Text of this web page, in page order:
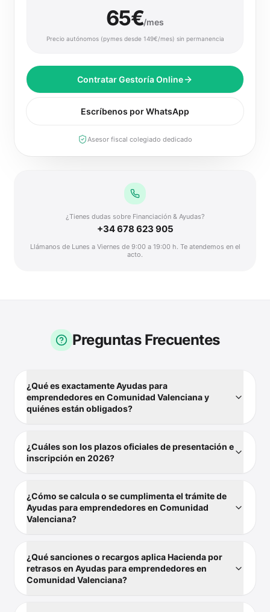
65€/mes
Precio autónomos (pymes desde 149€/mes) sin permanencia
Contratar Gestoría Online
Escríbenos por WhatsApp
Asesor fiscal colegiado dedicado
¿Tienes dudas sobre Financiación & Ayudas?
+34 678 623 905
Llámanos de Lunes a Viernes de 9:00 a 19:00 h. Te atendemos en el
acto.
Preguntas Frecuentes
¿Qué es exactamente Ayudas para
emprendedores en Comunidad Valenciana y
quiénes están obligados?
¿Cuáles son los plazos oficiales de presentación e
inscripción en 2026?
¿Cómo se calcula o se cumplimenta el trámite de
Ayudas para emprendedores en Comunidad
Valenciana?
¿Qué sanciones o recargos aplica Hacienda por
retrasos en Ayudas para emprendedores en
Comunidad Valenciana?